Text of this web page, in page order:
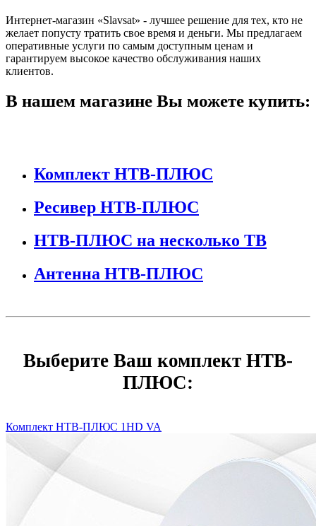
Интернет-магазин «Slavsat» - лучшее решение для тех, кто не
желает попусту тратить свое время и деньги. Мы предлагаем
оперативные услуги по самым доступным ценам и
гарантируем высокое качество обслуживания наших
клиентов.
В нашем магазине Вы можете купить:
Комплект НТВ-ПЛЮС
Ресивер НТВ-ПЛЮС
НТВ-ПЛЮС на несколько ТВ
Антенна НТВ-ПЛЮС
Выберите Ваш комплект НТВ-
ПЛЮС:
Комплект НТВ-ПЛЮС 1HD VA